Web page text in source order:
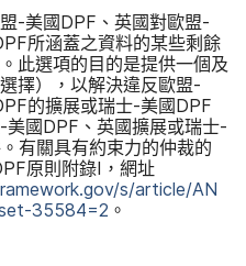
-美國DPF 、​英國​對​歐盟-
所​涵蓋​之​資料​的​某些​剩餘​
此​選​項​的​目的​是​提供​一​個​及​
擇），​以​解決​違反​歐盟-
的​擴展​或​瑞士-美國DPF
-美國DPF 、​英國​擴展​或​瑞士-
有關​具有​約​束力​的​仲裁​的​
原則​附錄I ，​網址​
.gov/s/article/AN
35584=2 。